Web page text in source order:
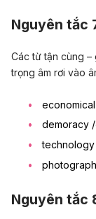
Nguyên tắc
Các từ tận cùng –
trọng âm rơi vào
economical
demoracy /
technology
Nguyên tắc